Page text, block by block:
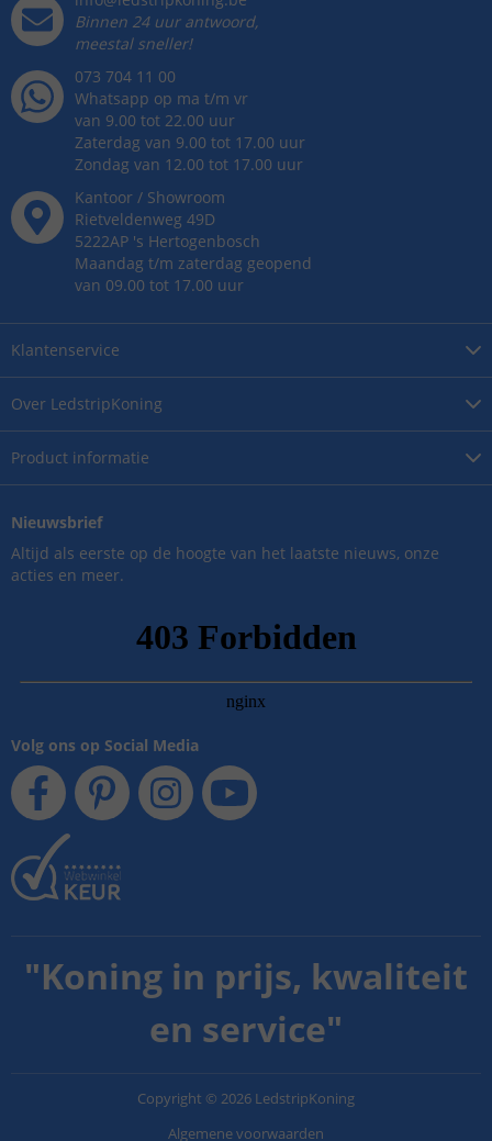
Over LedstripKoning
Product informatie
Klantenservice
Binnen 24 uur antwoord,
meestal sneller!
073 704 11 00
Whatsapp op ma t/m vr
van 9.00 tot 22.00 uur
Zaterdag van 9.00 tot 17.00 uur
Zondag van 12.00 tot 17.00 uur
Kantoor / Showroom
Rietveldenweg 49D
5222AP 's Hertogenbosch
Maandag t/m zaterdag geopend
van 09.00 tot 17.00 uur
Nieuwsbrief
Altijd als eerste op de hoogte van het laatste nieuws, onze
acties en meer.
Volg ons op Social Media
"Koning in prijs, kwaliteit
en service"
Copyright © 2026 LedstripKoning
Algemene voorwaarden